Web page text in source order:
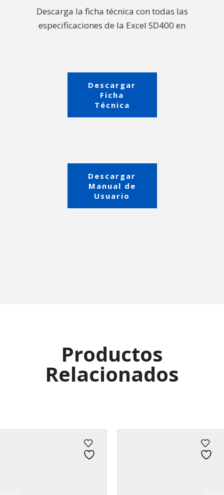
Descarga la ficha técnica con todas las
especificaciones de la Excel SD400 en
Descargar
Ficha
Técnica
Descargar
Manual de
Usuario
Productos
Relacionados